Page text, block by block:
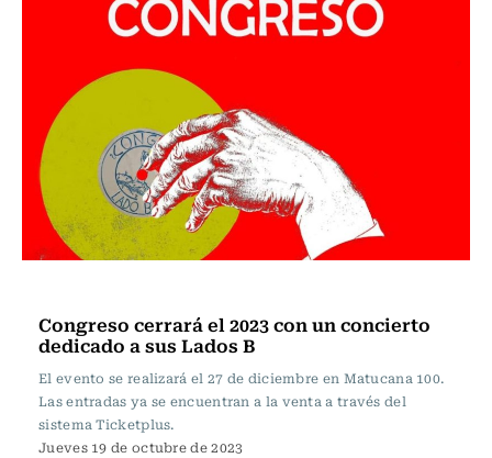
Congreso cerrará el 2023 con un concierto
dedicado a sus Lados B
El evento se realizará el 27 de diciembre en Matucana 100.
Las entradas ya se encuentran a la venta a través del
sistema Ticketplus.
Jueves 19 de octubre de 2023